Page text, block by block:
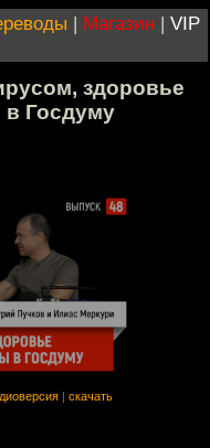
| Магазин | VIP
здоровье
Госдуму
скачать